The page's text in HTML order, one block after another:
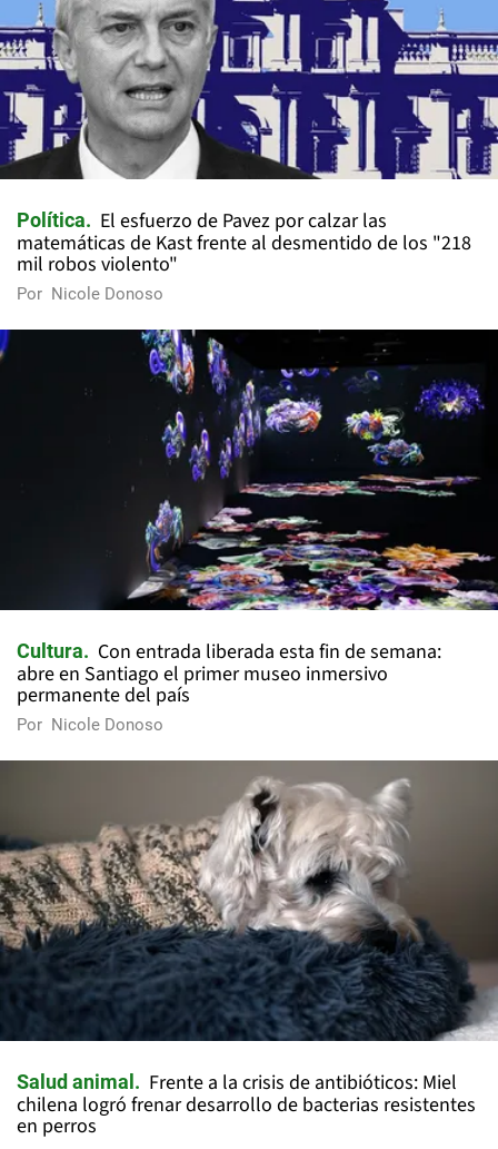
Política
El esfuerzo de Pavez por calzar las
matemáticas de Kast frente al desmentido de los "218
mil robos violento"
Por Nicole Donoso
Cultura
Con entrada liberada esta fin de semana:
abre en Santiago el primer museo inmersivo
permanente del país
Por Nicole Donoso
Salud animal
Frente a la crisis de antibióticos: Miel
chilena logró frenar desarrollo de bacterias resistentes
en perros